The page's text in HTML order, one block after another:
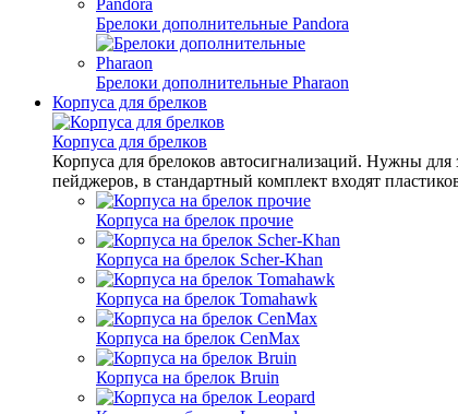
Брелоки дополнительные Pandora
Брелоки дополнительные Pharaon
Корпуса для брелков
Корпуса для брелков
Корпуса для брелоков автосигнализаций. Нужны
пейджеров, в стандартный комплект входят
Корпуса на брелок прочие
Корпуса на брелок Scher-Khan
Корпуса на брелок Tomahawk
Корпуса на брелок CenMax
Корпуса на брелок Bruin